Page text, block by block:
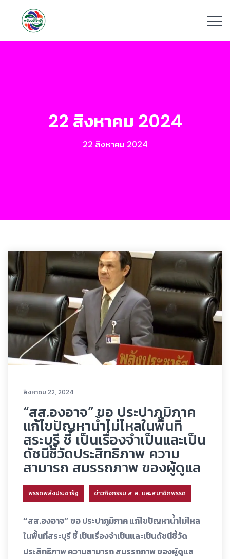
22 สิงหาคม 2024
22 สิงหาคม 2024
สิงหาคม 22, 2024
“สส.องอาจ” ขอ ประปาภูมิภาค
แก้ไขปัญหาน้ำไม่ไหลในพื้นที่
สระบุรี ชี้ เป็นเรื่องจำเป็นและเป็น
ดัชนีชี้วัดประสิทธิภาพ ความ
สามารถ สมรรถภาพ ของผู้ดูแล
พรรคพลังประชารัฐ ข่าวกิจกรรม ส.ส. และสมาชิกพรรค
“สส.องอาจ” ขอ ประปาภูมิภาค แก้ไขปัญหาน้ำไม่ไหล
ในพื้นที่สระบุรี ชี้ เป็นเรื่องจำเป็นและเป็นดัชนีชี้วัด
ประสิทธิภาพ ความสามารถ สมรรถภาพ ของผู้ดูแล